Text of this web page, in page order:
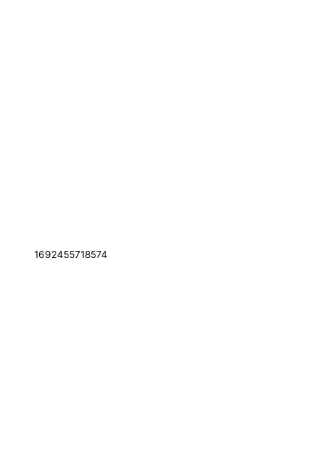
1692455718574